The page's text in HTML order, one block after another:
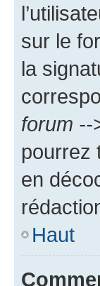
sur le
la
forum --
pourrez
en
Haut